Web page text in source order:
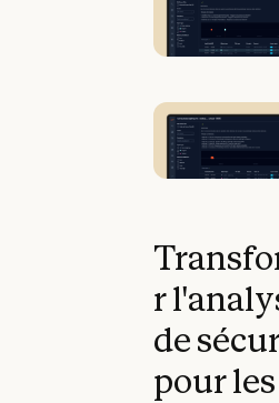
r
de
pour les